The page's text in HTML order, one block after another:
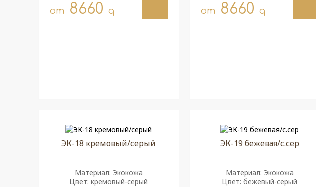
от 8660 q от 8660 q
ЭК-18 кремовый/серый
Материал: Экокожа
Цвет: кремовый-серый
ЭК-19 бежевая/с.сер
Материал: Экокожа
Цвет: бежевый-серый